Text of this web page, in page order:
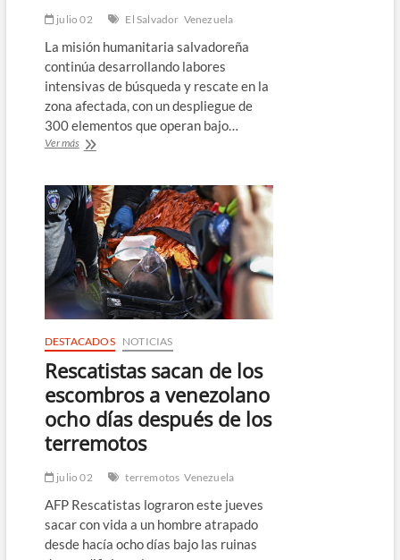
julio 02 El Salvador Venezuela
La misión humanitaria salvadoreña
continúa desarrollando labores
intensivas de búsqueda y rescate en la
zona afectada, con un despliegue de
300 elementos que operan bajo…
Ver másMisión
Venezuela
mantiene
operativo
rescate
y
apoyo
médico
en
zona
afectada
DESTACADOS NOTICIAS
Rescatistas sacan de los
escombros a venezolano
ocho días después de los
terremotos
julio 02 terremotos Venezuela
AFP Rescatistas lograron este jueves
sacar con vida a un hombre atrapado
desde hacía ocho días bajo las ruinas